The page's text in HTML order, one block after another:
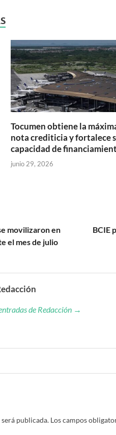
Tocumen obtiene la
nota crediticia y fortalece
capacidad de
junio 29, 2026
movilizaron en
el mes de julio
BCIE
de Redacción →
publicada. Los campos